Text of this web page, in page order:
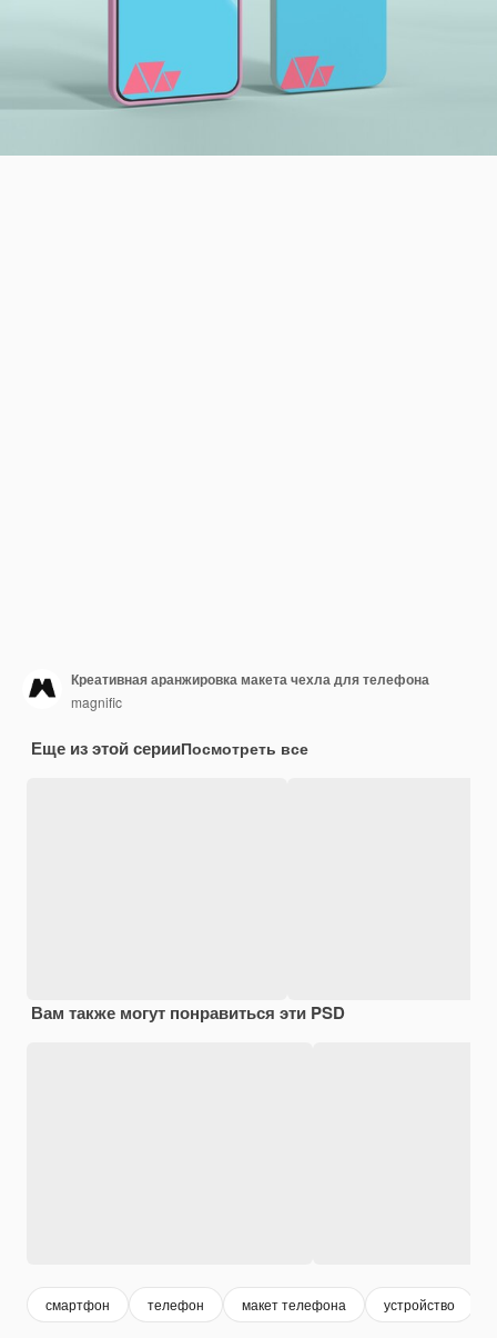
Креативная аранжировка макета чехла для телефона
magnific
Еще из этой серииПосмотреть все
Вам также могут понравиться эти PSD
смартфон телефон макет телефона устройство